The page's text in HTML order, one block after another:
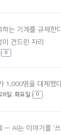
하는 기계를 규제한
건드린 자리
0
1,000명을 대체했
일. 화요일 0
— AI는 이야기를 ‘